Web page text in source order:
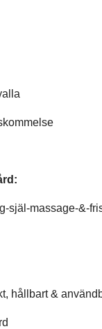
själ-massage-&-
hållbart &